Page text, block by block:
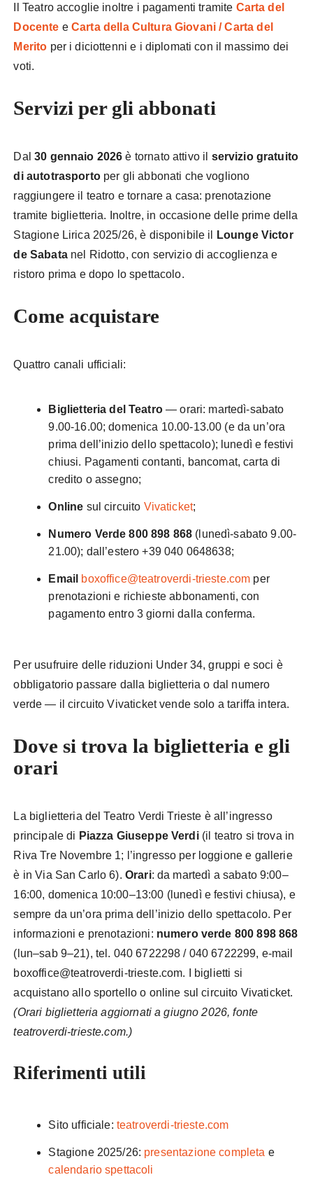
Il Teatro accoglie inoltre i pagamenti tramite Carta del
Docente e Carta della Cultura Giovani / Carta del
Merito per i diciottenni e i diplomati con il massimo dei
voti.
Servizi per gli abbonati
Dal30 gennaio 2026 è tornato attivo il servizio gratuito
di autotrasportoper gli abbonati che vogliono
raggiungere il teatro e tornare a casa: prenotazione
tramite biglietteria. Inoltre, in occasione delle prime della
Stagione Lirica 2025/26, è disponibile il
Lounge Victor
de Sabatanel Ridotto, con servizio di accoglienza e
ristoro prima e dopo lo spettacolo.
Come acquistare
Quattro canali ufficiali:
Biglietteria del Teatro— orari: martedì-sabato
9.00-16.00; domenica 10.00-13.00 (e da un’ora
prima dell’inizio dello spettacolo); lunedì e festivi
chiusi. Pagamenti contanti, bancomat, carta di
credito o assegno;
Online sul circuito Vivaticket;
Numero Verde 800 898 868 (lunedì-sabato 9.00-
21.00); dall’estero +39 040 0648638;
Email boxoffice@teatroverdi-trieste.com per
prenotazioni e richieste abbonamenti, con
pagamento entro 3 giorni dalla conferma.
Per usufruire delle riduzioni Under 34, gruppi e soci è
obbligatorio passare dalla biglietteria o dal numero
verde — il circuito Vivaticket vende solo a tariffa intera.
Dove si trova la biglietteria e gli
orari
La biglietteria del Teatro Verdi Trieste è all’ingresso
principale di Piazza Giuseppe Verdi(il teatro si trova in
Riva Tre Novembre 1; l’ingresso per loggione e gallerie
è in Via San Carlo 6). Orari: da martedì a sabato 9:00–
16:00, domenica 10:00–13:00 (lunedì e festivi chiusa), e
sempre da un’ora prima dell’inizio dello spettacolo. Per
informazioni e prenotazioni: numero verde 800 898 868
(lun–sab 9–21), tel. 040 6722298 / 040 6722299, e-mail
boxoffice@teatroverdi-trieste.com. I biglietti si
acquistano allo sportello o online sul circuito Vivaticket.
(Orari biglietteria aggiornati a giugno 2026, fonte
teatroverdi-trieste.com.)
Riferimenti utili
Sito ufficiale: teatroverdi-trieste.com
Stagione 2025/26: presentazione completa e
calendario spettacoli